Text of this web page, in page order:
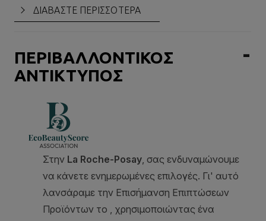
ΔΙΑΒΑΣΤΕ ΠΕΡΙΣΣΟΤΕΡΑ
ΠΕΡΙΒΑΛΛΟΝΤΙΚΟΣ
ΑΝΤΙΚΤΥΠΟΣ